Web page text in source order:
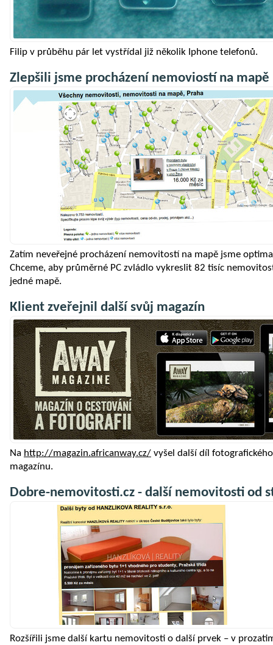
Filip v průběhu pár let vystřídal již několik Iphone telefonů.
Zlepšili jsme procházení nemoviostí na mapě
Zatím neveřejné procházení nemovitostí na mapě jsme
Chceme, aby průměrné PC zvládlo vykreslit 82 tisíc
jedné mapě.
Klient zveřejnil další svůj magazín
Na http://magazin.africanway.cz/ vyšel další díl
magazínu.
Dobre-nemovitosti.cz - další nemovitosti od
Rozšířili jsme další kartu nemovitosti o další prvek – v